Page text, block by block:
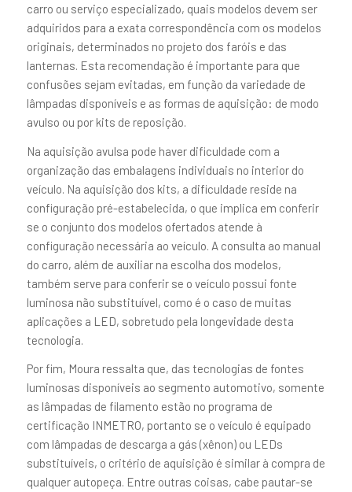
carro ou serviço especializado, quais modelos devem ser
adquiridos para a exata correspondência com os modelos
originais, determinados no projeto dos faróis e das
lanternas. Esta recomendação é importante para que
confusões sejam evitadas, em função da variedade de
lâmpadas disponíveis e as formas de aquisição: de modo
avulso ou por kits de reposição.
Na aquisição avulsa pode haver dificuldade com a
organização das embalagens individuais no interior do
veículo. Na aquisição dos kits, a dificuldade reside na
configuração pré-estabelecida, o que implica em conferir
se o conjunto dos modelos ofertados atende à
configuração necessária ao veículo. A consulta ao manual
do carro, além de auxiliar na escolha dos modelos,
também serve para conferir se o veículo possui fonte
luminosa não substituível, como é o caso de muitas
aplicações a LED, sobretudo pela longevidade desta
tecnologia.
Por fim, Moura ressalta que, das tecnologias de fontes
luminosas disponíveis ao segmento automotivo, somente
as lâmpadas de filamento estão no programa de
certificação INMETRO, portanto se o veículo é equipado
com lâmpadas de descarga a gás (xênon) ou LEDs
substituíveis, o critério de aquisição é similar à compra de
qualquer autopeça. Entre outras coisas, cabe pautar-se